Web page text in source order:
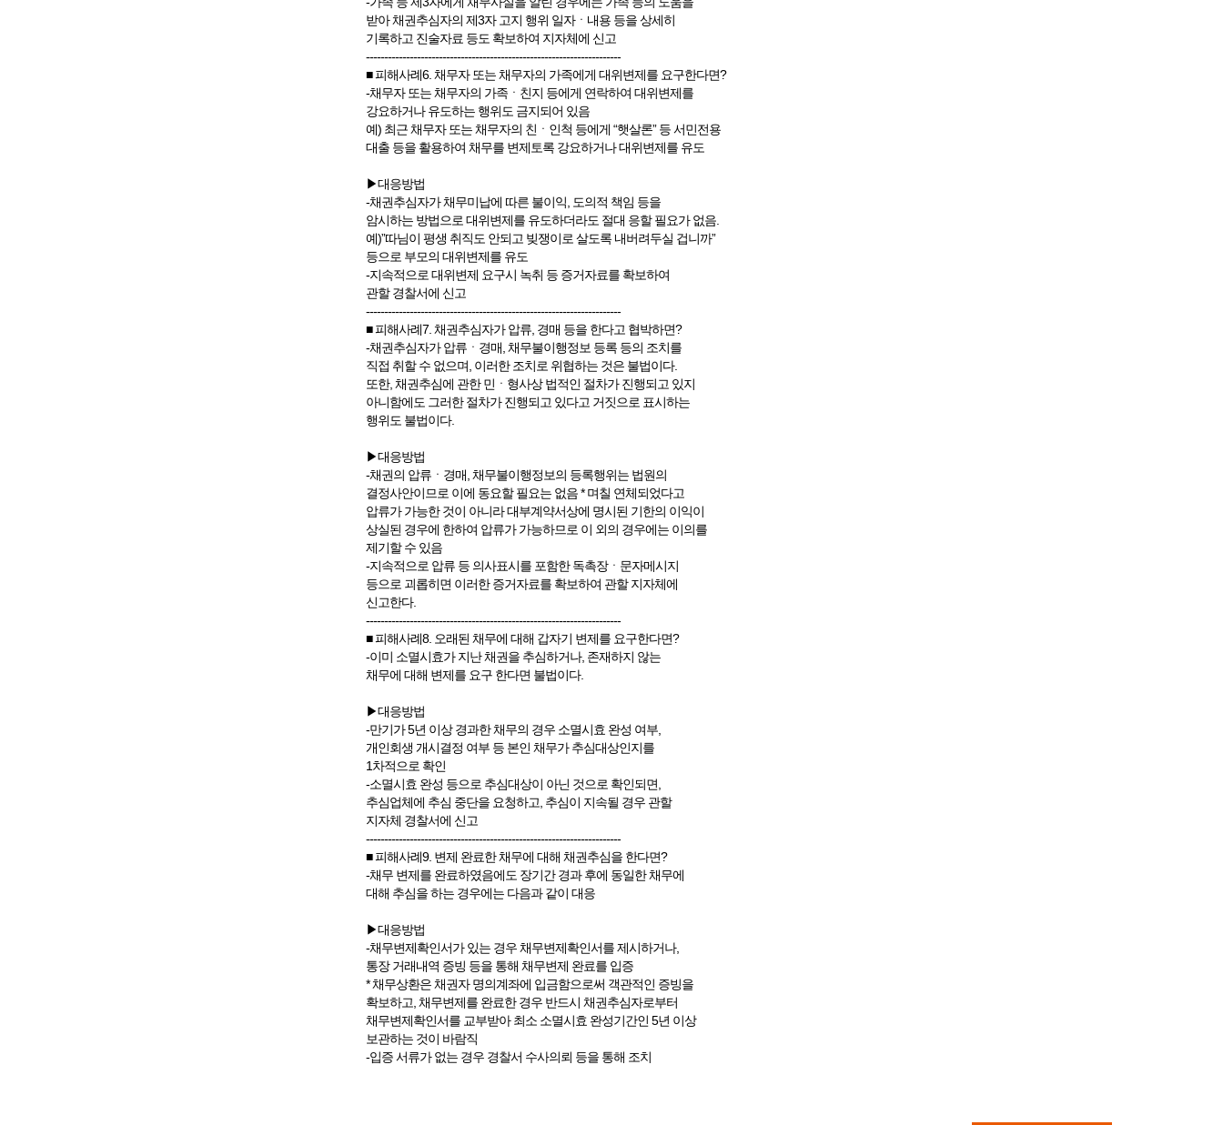
받아 채권추심자의 제3자 고지 행위 일자ㆍ내용 등을 상세히
기록하고 진술자료 등도 확보하여 지자체에 신고
----------------------------------------------------------------------
■ 피해사례6. 채무자 또는 채무자의 가족에게 대위변제를 요구한다면?
-채무자 또는 채무자의 가족ㆍ친지 등에게 연락하여 대위변제를
강요하거나 유도하는 행위도 금지되어 있음
예) 최근 채무자 또는 채무자의 친ㆍ인척 등에게 “햇살론” 등 서민전용
대출 등을 활용하여 채무를 변제토록 강요하거나 대위변제를 유도
▶대응방법
-채권추심자가 채무미납에 따른 불이익, 도의적 책임 등을
암시하는 방법으로 대위변제를 유도하더라도 절대 응할 필요가 없음.
예)”따님이 평생 취직도 안되고 빚쟁이로 살도록 내버려두실 겁니까”
등으로 부모의 대위변제를 유도
-지속적으로 대위변제 요구시 녹취 등 증거자료를 확보하여
관할 경찰서에 신고
----------------------------------------------------------------------
■ 피해사례7. 채권추심자가 압류, 경매 등을 한다고 협박하면?
-채권추심자가 압류ㆍ경매, 채무불이행정보 등록 등의 조치를
직접 취할 수 없으며, 이러한 조치로 위협하는 것은 불법이다.
또한, 채권추심에 관한 민ㆍ형사상 법적인 절차가 진행되고 있지
아니함에도 그러한 절차가 진행되고 있다고 거짓으로 표시하는
행위도 불법이다.
▶대응방법
-채권의 압류ㆍ경매, 채무불이행정보의 등록행위는 법원의
결정사안이므로 이에 동요할 필요는 없음 * 며칠 연체되었다고
압류가 가능한 것이 아니라 대부계약서상에 명시된 기한의 이익이
상실된 경우에 한하여 압류가 가능하므로 이 외의 경우에는 이의를
제기할 수 있음
-지속적으로 압류 등 의사표시를 포함한 독촉장ㆍ문자메시지
등으로 괴롭히면 이러한 증거자료를 확보하여 관할 지자체에
신고한다.
----------------------------------------------------------------------
■ 피해사례8. 오래된 채무에 대해 갑자기 변제를 요구한다면?
-이미 소멸시효가 지난 채권을 추심하거나, 존재하지 않는
채무에 대해 변제를 요구 한다면 불법이다.
▶대응방법
-만기가 5년 이상 경과한 채무의 경우 소멸시효 완성 여부,
개인회생 개시결정 여부 등 본인 채무가 추심대상인지를
1차적으로 확인
-소멸시효 완성 등으로 추심대상이 아닌 것으로 확인되면,
추심업체에 추심 중단을 요청하고, 추심이 지속될 경우 관할
지자체 경찰서에 신고
----------------------------------------------------------------------
■ 피해사례9. 변제 완료한 채무에 대해 채권추심을 한다면?
-채무 변제를 완료하였음에도 장기간 경과 후에 동일한 채무에
대해 추심을 하는 경우에는 다음과 같이 대응
▶대응방법
-채무변제확인서가 있는 경우 채무변제확인서를 제시하거나,
통장 거래내역 증빙 등을 통해 채무변제 완료를 입증
* 채무상환은 채권자 명의계좌에 입금함으로써 객관적인 증빙을
확보하고, 채무변제를 완료한 경우 반드시 채권추심자로부터
채무변제확인서를 교부받아 최소 소멸시효 완성기간인 5년 이상
보관하는 것이 바람직
-입증 서류가 없는 경우 경찰서 수사의뢰 등을 통해 조치